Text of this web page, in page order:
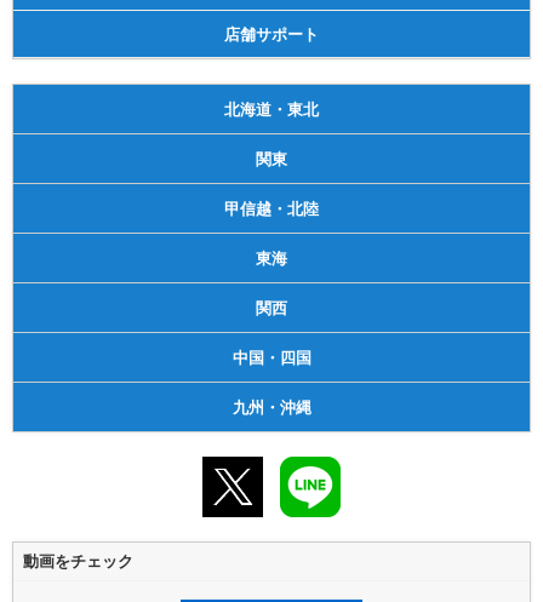
店舗サポート
北海道・東北
関東
甲信越・北陸
東海
関西
中国・四国
九州・沖縄
動画をチェック